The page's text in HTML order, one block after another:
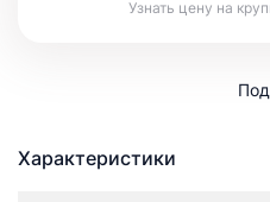
Узнать цену на
Характеристики